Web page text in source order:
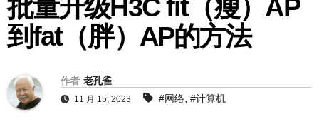
批量升级H3C fit（瘦）AP
到fat（胖）AP的方法
作者 老孔雀
11 月 15, 2023 #网络, #计算机